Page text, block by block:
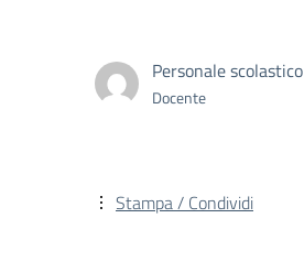
Personale scolastico
Docente
Stampa / Condividi